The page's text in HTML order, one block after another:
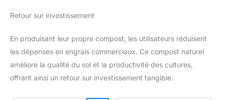
Retour sur investissement
En produisant leur propre compost, les utilisateurs réduisent
les dépenses en engrais commerciaux. Ce compost naturel
améliore la qualité du sol et la productivité des cultures,
offrant ainsi un retour sur investissement tangible.